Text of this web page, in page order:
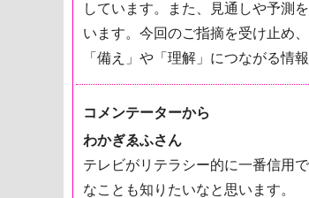
しています。また、見通しや予測
います。今回のご指摘を受け止め
「備え」や「理解」につながる情
コメンテーターから
わかぎゑふさん
テレビがリテラシー的に一番信用
なことも知りたいなと思います。